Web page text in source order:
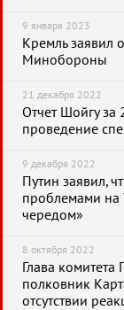
9 января 2023
Кремль заявил
Минобороны
21 декабря 2022
Отчет Шойгу
проведение
9 декабря 2022
Путин заявил,
проблемами на
чередом»
8 октября 2022
Глава
полковник
отсутствии